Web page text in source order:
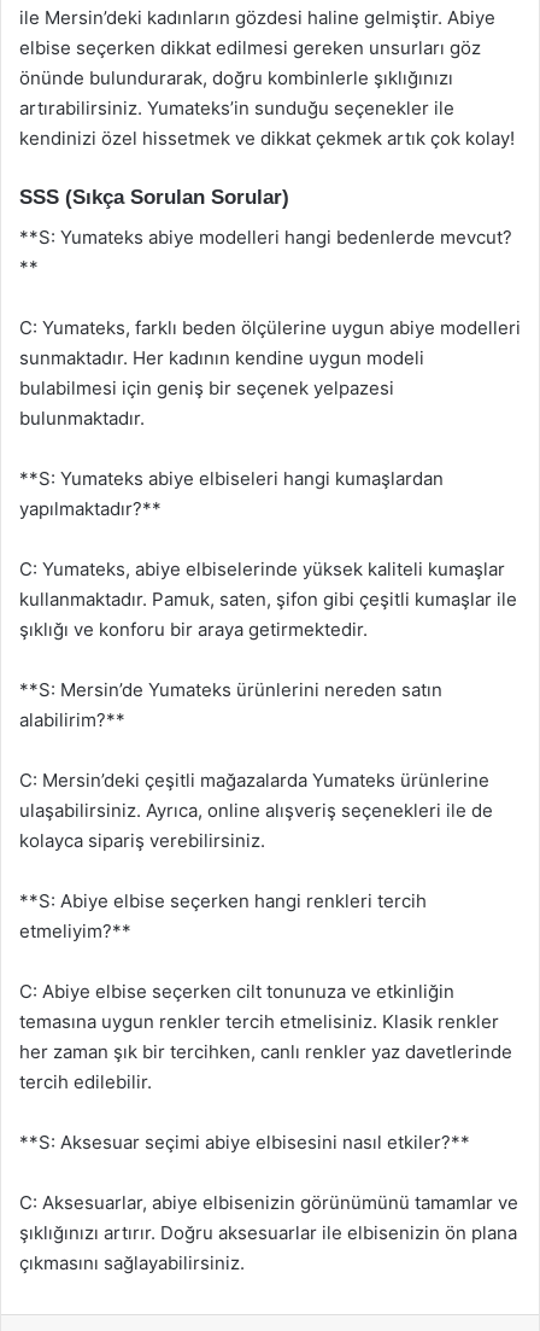
ile Mersin’deki kadınların gözdesi haline gelmiştir. Abiye
elbise seçerken dikkat edilmesi gereken unsurları göz
önünde bulundurarak, doğru kombinlerle şıklığınızı
artırabilirsiniz. Yumateks’in sunduğu seçenekler ile
kendinizi özel hissetmek ve dikkat çekmek artık çok kolay!
SSS (Sıkça Sorulan Sorular)
**S: Yumateks abiye modelleri hangi bedenlerde mevcut?
**
C: Yumateks, farklı beden ölçülerine uygun abiye modelleri
sunmaktadır. Her kadının kendine uygun modeli
bulabilmesi için geniş bir seçenek yelpazesi
bulunmaktadır.
**S: Yumateks abiye elbiseleri hangi kumaşlardan
yapılmaktadır?**
C: Yumateks, abiye elbiselerinde yüksek kaliteli kumaşlar
kullanmaktadır. Pamuk, saten, şifon gibi çeşitli kumaşlar ile
şıklığı ve konforu bir araya getirmektedir.
**S: Mersin’de Yumateks ürünlerini nereden satın
alabilirim?**
C: Mersin’deki çeşitli mağazalarda Yumateks ürünlerine
ulaşabilirsiniz. Ayrıca, online alışveriş seçenekleri ile de
kolayca sipariş verebilirsiniz.
**S: Abiye elbise seçerken hangi renkleri tercih
etmeliyim?**
C: Abiye elbise seçerken cilt tonunuza ve etkinliğin
temasına uygun renkler tercih etmelisiniz. Klasik renkler
her zaman şık bir tercihken, canlı renkler yaz davetlerinde
tercih edilebilir.
**S: Aksesuar seçimi abiye elbisesini nasıl etkiler?**
C: Aksesuarlar, abiye elbisenizin görünümünü tamamlar ve
şıklığınızı artırır. Doğru aksesuarlar ile elbisenizin ön plana
çıkmasını sağlayabilirsiniz.